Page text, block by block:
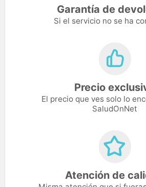
Garantía de
Si el servicio no se ha
Precio
El precio que ves solo lo
SaludOnNet
Atención de